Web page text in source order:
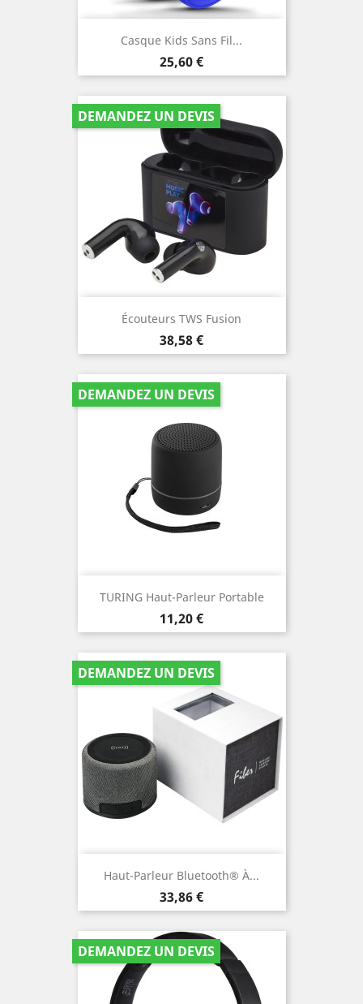
Casque Kids Sans Fil...
Prix
25,60 €
Écouteurs TWS Fusion
Prix
38,58 €
DEMANDEZ UN DEVIS
TURING Haut-Parleur Portable
Prix
11,20 €
DEMANDEZ UN DEVIS
Haut-Parleur Bluetooth® À...
Prix
33,86 €
DEMANDEZ UN DEVIS
DEMANDEZ UN DEVIS